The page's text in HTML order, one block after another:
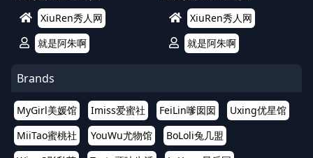
XiuRen秀人网
就是阿朱啊
XiuRen秀人网
就是阿朱啊
Brands
MyGirl美媛馆 Imiss爱蜜社 FeiLin嗲囡囡
Uxing优星馆
MiiTao蜜桃社
YouWu尤物馆
BoLoli兔几盟